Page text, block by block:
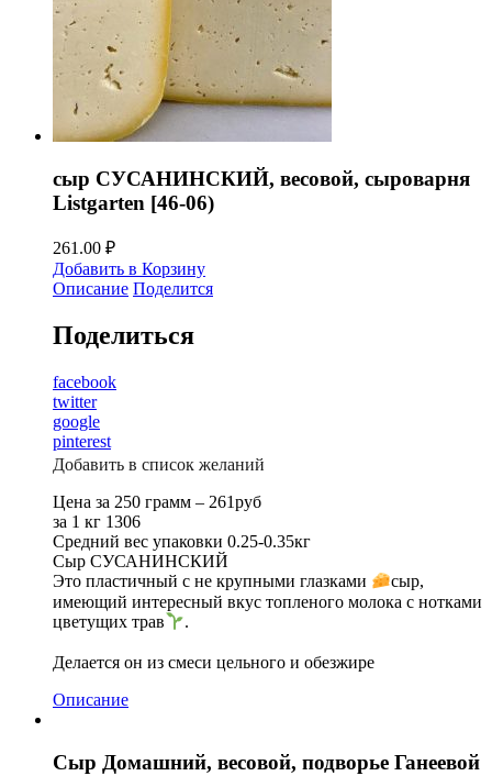
сыр СУСАНИНСКИЙ, весовой, сыроварня
Listgarten [46-06)
261.00 ₽
Добавить в Корзину
Описание Поделится
Поделиться
facebook
twitter
google
pinterest
Добавить в список желаний
Цена за 250 грамм – 261руб
за 1 кг 1306
Средний вес упаковки 0.25-0.35кг
Сыр СУСАНИНСКИЙ
Это пластичный с не крупными глазками
сыр,
имеющий интересный вкус топленого молока с нотками
цветущих трав
.
Делается он из смеси цельного и обезжире
Описание
Сыр Домашний, весовой, подворье Ганеевой